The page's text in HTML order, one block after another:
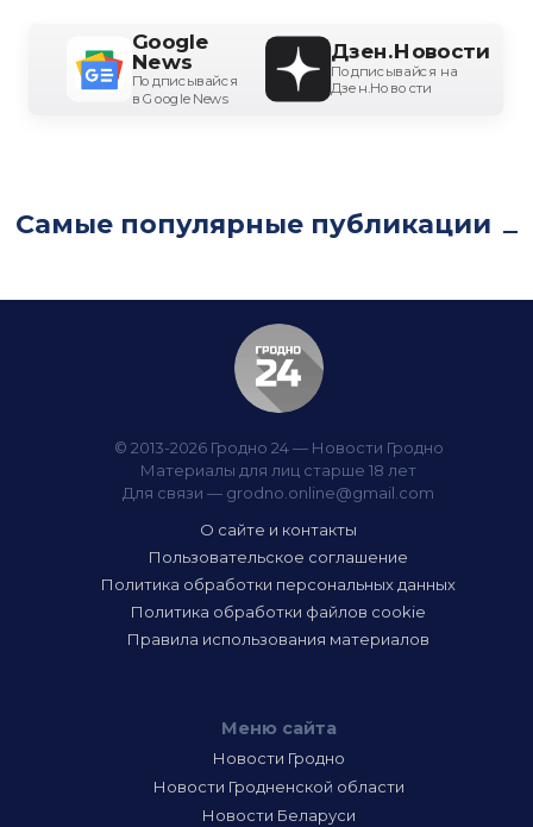
Google
News
Подписывайся
в Google News
Дзен.Новости
Подписывайся на
Дзен.Новости
Самые популярные публикации
© 2013-2026 Гродно 24 — Новости Гродно
Материалы для лиц старше 18 лет
Для связи — grodno.online@gmail.com
О сайте и контакты
Пользовательское соглашение
Политика обработки персональных данных
Политика обработки файлов cookie
Правила использования материалов
Меню сайта
Новости Гродно
Новости Гродненской области
Новости Беларуси